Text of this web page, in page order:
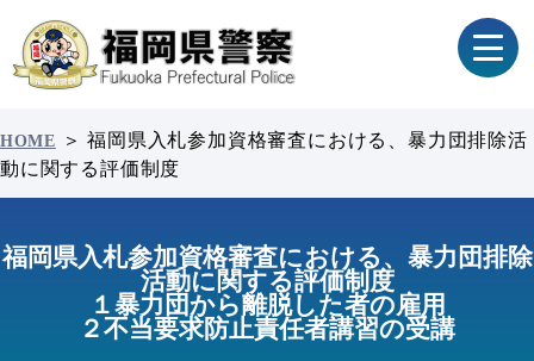
HOME ＞福岡県入札参加資格審査における、暴力団排除活
動に関する評価制度
福岡県入札参加資格審査における、暴力団排除
活動に関する評価制度
１暴力団から離脱した者の雇用
２不当要求防止責任者講習の受講